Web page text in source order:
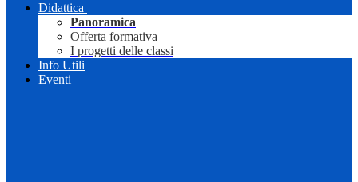
Didattica
Panoramica
Offerta formativa
I progetti delle classi
Info Utili
Eventi